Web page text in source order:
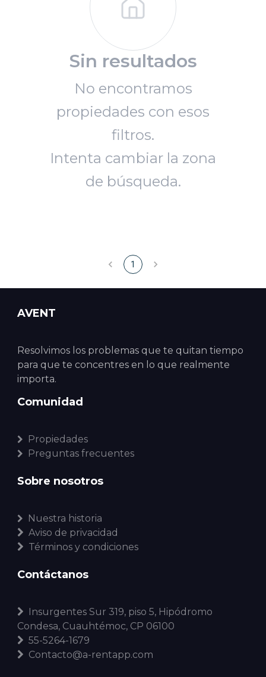
Sin resultados
No encontramos
propiedades con esos
filtros.
Intenta cambiar la zona
de búsqueda.
1
AVENT
Resolvimos los problemas que te quitan tiempo
para que te concentres en lo que realmente
importa.
Comunidad
Propiedades
Preguntas frecuentes
Sobre nosotros
Nuestra historia
Aviso de privacidad
Términos y condiciones
Contáctanos
Insurgentes Sur 319, piso 5, Hipódromo
Condesa, Cuauhtémoc, CP 06100
55-5264-1679
Contacto@a-rentapp.com